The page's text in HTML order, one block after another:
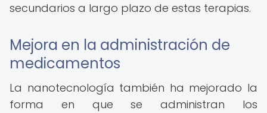
secundarios a largo plazo de estas terapias.
Mejora en la administración de
medicamentos
La nanotecnología también ha mejorado la
forma en que se administran los